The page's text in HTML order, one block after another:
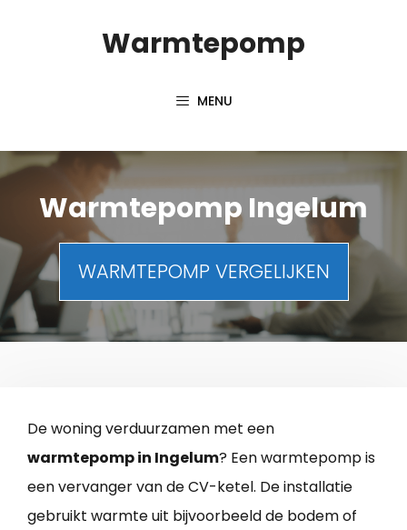
Warmtepomp
MENU
Warmtepomp Ingelum
WARMTEPOMP VERGELIJKEN
De woning verduurzamen met een
warmtepomp in Ingelum? Een warmtepomp is
een vervanger van de CV-ketel. De installatie
gebruikt warmte uit bijvoorbeeld de bodem of